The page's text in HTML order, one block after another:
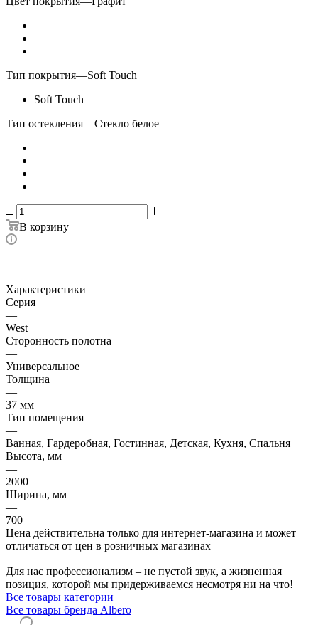
Тип покрытия—Soft Touch
Soft Touch
Тип остекления—Стекло белое
В корзину
Характеристики
Серия
—
West
Сторонность полотна
—
Универсальное
Толщина
—
37 мм
Тип помещения
—
Ванная, Гардеробная, Гостинная, Детская, Кухня, Спальня
Высота, мм
—
2000
Ширина, мм
—
700
Цена действительна только для интернет-магазина и может
отличаться от цен в розничных магазинах
Для нас профессионализм – не пустой звук, а жизненная
позиция, которой мы придерживаемся несмотря ни на что!
Все товары категории
Все товары бренда Albero